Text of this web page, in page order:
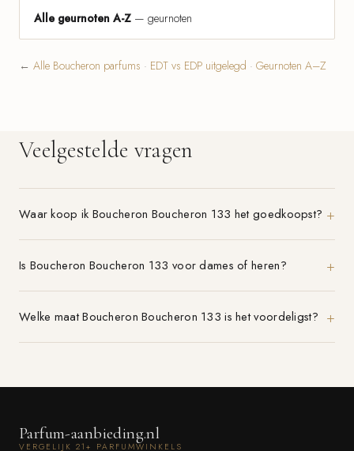
Alle geurnoten A-Z — geurnoten
← Alle Boucheron parfums · EDT vs EDP uitgelegd · Geurnoten A–Z
Veelgestelde vragen
Waar koop ik Boucheron Boucheron 133 het goedkoopst?
Is Boucheron Boucheron 133 voor dames of heren?
Welke maat Boucheron Boucheron 133 is het voordeligst?
Parfum-aanbieding.nl
VERGELIJK 21+ PARFUMWINKELS